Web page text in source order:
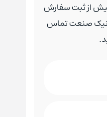
از ثبت سفارش
نیک صنعت تماس